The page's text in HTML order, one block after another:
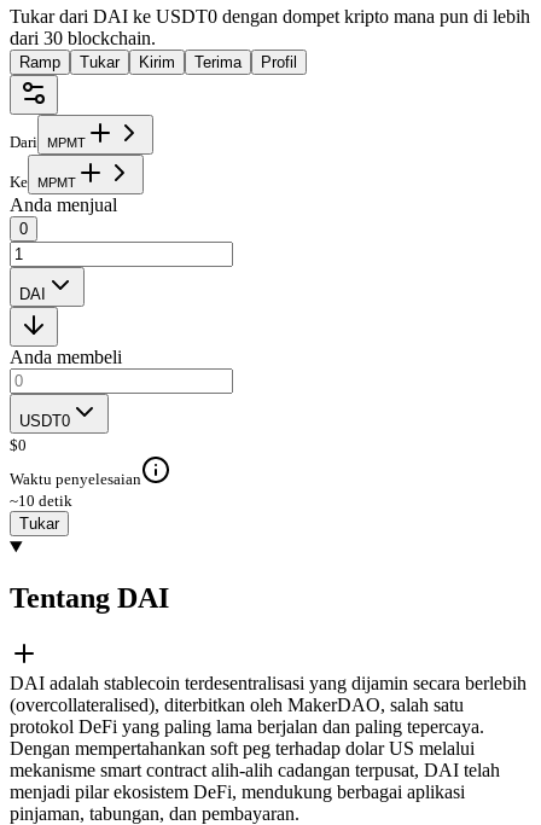
Tukar dari DAI ke USDT0 dengan dompet kripto mana pun di lebih
dari 30 blockchain.
Ramp Tukar Kirim Terima Profil
Dari MPMT
Ke MPMT
Anda menjual
0
DAI
Anda membeli
USDT0
$0
Waktu penyelesaian
~10 detik
Tukar
Tentang DAI
DAI adalah stablecoin terdesentralisasi yang dijamin secara berlebih
(overcollateralised), diterbitkan oleh MakerDAO, salah satu
protokol DeFi yang paling lama berjalan dan paling tepercaya.
Dengan mempertahankan soft peg terhadap dolar US melalui
mekanisme smart contract alih-alih cadangan terpusat, DAI telah
menjadi pilar ekosistem DeFi, mendukung berbagai aplikasi
pinjaman, tabungan, dan pembayaran.